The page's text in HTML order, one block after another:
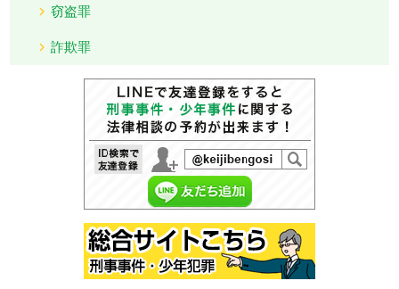
窃盗罪
詐欺罪